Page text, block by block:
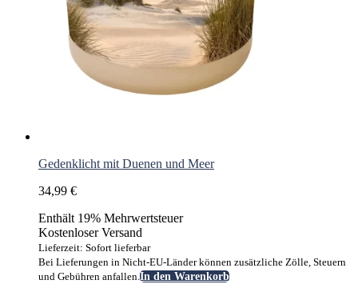
Gedenklicht mit Duenen und Meer
34,99 €
Enthält 19% Mehrwertsteuer
Kostenloser Versand
Lieferzeit: Sofort lieferbar
Bei Lieferungen in Nicht-EU-Länder können zusätzliche Zölle, Steuern
und Gebühren anfallen.In den Warenkorb